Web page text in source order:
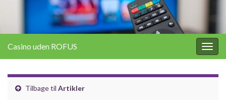
Casino uden ROFUS
Tilbage til Artikler